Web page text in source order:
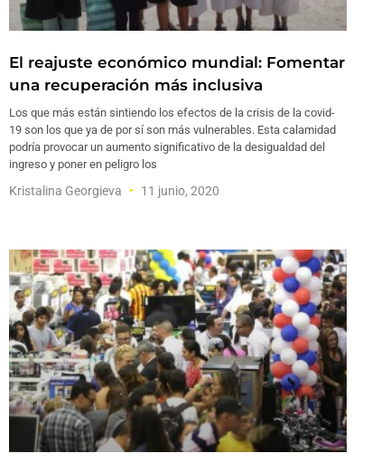
El reajuste económico mundial: Fomentar
una recuperación más inclusiva
Los que más están sintiendo los efectos de la crisis de la covid-
19 son los que ya de por sí son más vulnerables. Esta calamidad
podría provocar un aumento significativo de la desigualdad del
ingreso y poner en peligro los
Kristalina Georgieva 11 junio, 2020